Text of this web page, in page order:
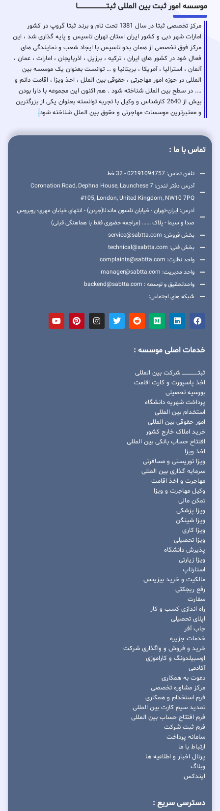
موسسه امور ثبت بین المللی ثبتـــــــــــــــــــــــــــــا
مرکز تخصصی ثبتا در سال 1381 تحت نام و برند ثبتا گروپ در کشور
امارات شهر دبی و کشور ایران استان تهران تاسیس و پایه گذاری شد ، این
مرکز فوق تخصصی از همان بدو تاسیس با ایجاد شعب و نمایندگی های
فعال خود در کشور های ایران ، ترکیه ، برزیل ، اذربایجان ، امارات ، عمان ،
آلمان ، استرالیا ، آمریکا ، بریتانیا و … توانست بعنوان یک موسسه بین
المللی در حوزه امور مهاجرتی ، حقوقی بین الملل ، اخذ ویزا ، اقامت دائم و
…. در سطح بین الملل شناخته شود . هم اکنون این مجموعه با دارا بودن
بیش از 2640 کارشناس و وکیل با تجربه توانسته بعنوان یکی از بزرگترین
و معتبرترین موسسات مهاجرتی و حقوق بین الملل شناخته شود.
تماس با ما :
تلفن تماس: 02191094757 - 32 خط
آدرس دفتر لندن: 7 Coronation Road, Dephna House, Launchese
#105, London, United Kingdom, NW10 7PQ
آدرس: ایران-تهران - خیابان نلسون ماندلا(جردن) - انتهای خیابان مهری- روبروس
صدا و سیما - پلاک ...... (مراجعه حضوری فقط با هماهنگی قبلی)
بخش فروش: service@sabtta.com
بخش فنی: technical@sabtta.com
واحد نظارت: complaints@sabtta.com
واحد مدیریت: manager@sabtta.com
واحدتحقیق و توسعه : backend@sabtta.com
شبکه های اجتماعی:
خدمات اصلی موسسه :
ثبتــــــــــــــــ شرکت بین المللی
اخذ پاسپورت و کارت اقامت
بورسیه تحصیلی
پرداخت شهریه دانشگاه
استخدام بین المللی
امور حقوقی بین المللی
خرید املاک خارج کشور
افتتاح حساب بانکی بین المللی
اخذ ویزا
ویزا توریستی و مسافرتی
سرمایه گذاری بین المللی
مهاجرت و اخذ اقامت
وکیل مهاجرت و ویزا
تمکن مالی
ویزا پزشکی
ویزا شینگن
ویزا کاری
ویزا تحصیلی
پذیرش دانشگاه
ویزا زیارتی
استارتاپ
مالکیت و خرید بیزینس
رفع ریجکتی
سفارت
راه اندازی کسب و کار
اپلای تحصیلی
جاب آفر
خدمات جزیره
خرید و فروش و واگذاری شرکت
اوسبیلدونگ و کاراموزی
آکادمی
دعوت به همکاری
مرکز مشاوره تخصصی
فرم استخدام و همکاری
تمدید سیم کارت بین المللی
فرم افتتاح حساب بین المللی
فرم ثبت شرکت
سامانه پرداخت
ارتباط با ما
پرتال اخبار و اطلاعیه ها
وبلاگ
ایندکس
دسترسی سریع :